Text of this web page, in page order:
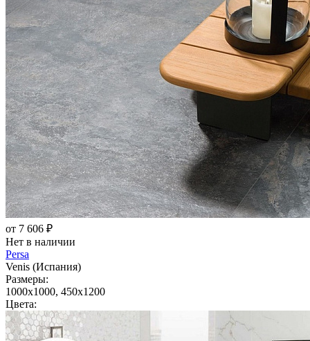
от 7 606 ₽
Нет в наличии
Persa
Venis (Испания)
Размеры:
1000x1000, 450x1200
Цвета: